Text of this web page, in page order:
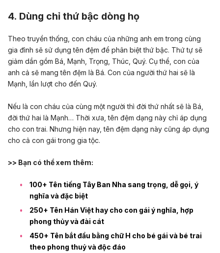
4. Dùng chỉ thứ bậc dòng họ
Theo truyền thống, con cháu của những anh em trong cùng
gia đình sẽ sử dụng tên đệm để phân biệt thứ bậc. Thứ tự sẽ
giảm dần gồm Bá, Mạnh, Trọng, Thúc, Quý. Cụ thể, con của
anh cả sẽ mang tên đệm là Bá. Con của người thứ hai sẽ là
Mạnh, lần lượt cho đến Quý.
Nếu là con cháu của cùng một người thì đời thứ nhất sẽ là Bá,
đời thứ hai là Mạnh… Thời xưa, tên đệm dạng này chỉ áp dụng
cho con trai. Nhưng hiện nay, tên đệm dạng này cũng áp dụng
cho cả con gái trong gia tộc.
>> Bạn có thể xem thêm:
100+ Tên tiếng Tây Ban Nha sang trọng, dễ gọi, ý
nghĩa và đặc biệt
250+ Tên Hán Việt hay cho con gái ý nghĩa, hợp
phong thủy và đài cát
450+ Tên bắt đầu bằng chữ H cho bé gái và bé trai
theo phong thuỷ và độc đáo